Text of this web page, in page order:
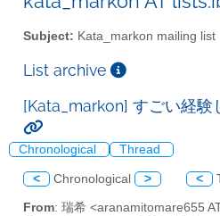
Subject: Kata_markon mailing list
List archive
[Kata_markon] すごい経験
Chronological Thread
< Chronological > <
From: 瑞希 <aranamitomare655